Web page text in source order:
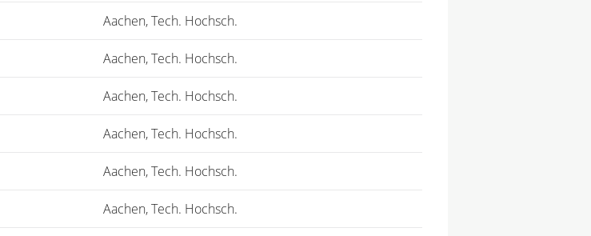
Aachen, Tech. Hochsch.
Aachen, Tech. Hochsch.
Aachen, Tech. Hochsch.
Aachen, Tech. Hochsch.
Aachen, Tech. Hochsch.
Aachen, Tech. Hochsch.